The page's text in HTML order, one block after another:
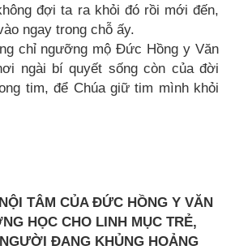
đợi ta ra khỏi đó rồi mới đến,
ngay trong chỗ ấy.
chỉ ngưỡng mộ Đức Hồng y Văn
ngài bí quyết sống còn của đời
tim, để Chúa giữ tim mình khỏi
TÂM CỦA ĐỨC HỒNG Y VĂN
HỌC CHO LINH MỤC TRẺ,
ĐANG KHỦNG HOẢNG